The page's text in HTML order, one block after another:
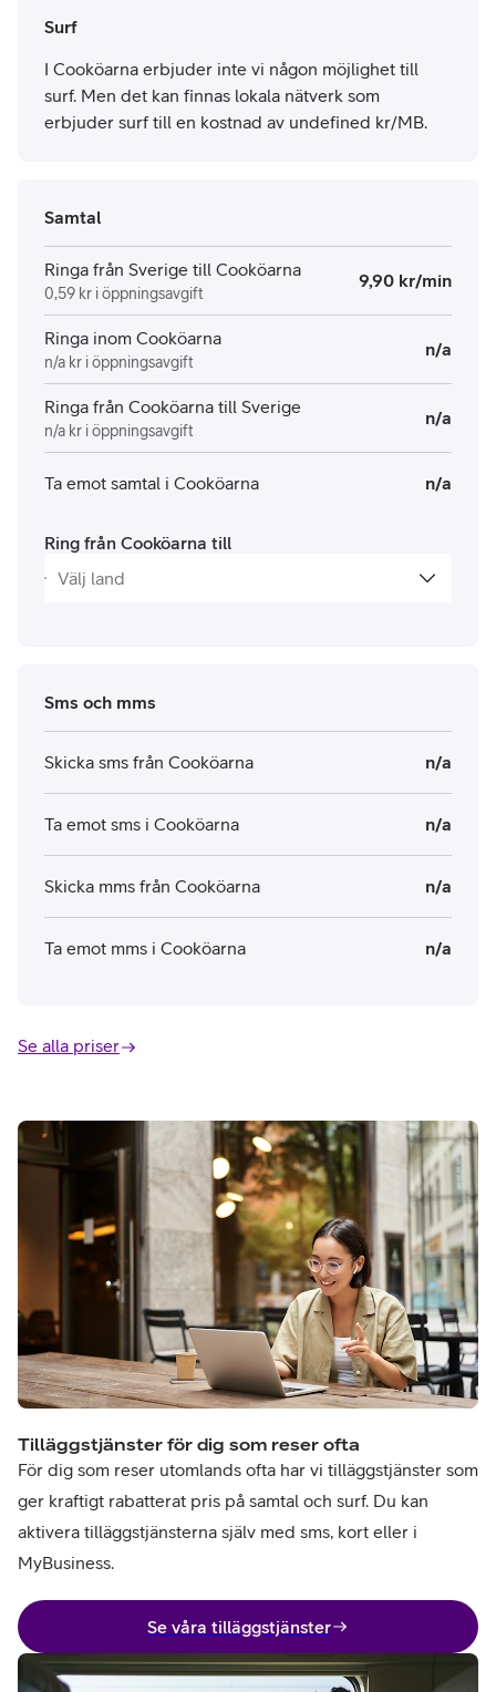
Surf
I Cooköarna erbjuder inte vi någon möjlighet till
surf. Men det kan finnas lokala nätverk som
erbjuder surf till en kostnad av undefined kr/MB.
Samtal
Ringa från Sverige till Cooköarna
0,59 kr i öppningsavgift
9,90 kr/min
Ringa inom Cooköarna
n/a kr i öppningsavgift
n/a
Ringa från Cooköarna till Sverige
n/a kr i öppningsavgift
n/a
Ta emot samtal i Cooköarna n/a
Ring från Cooköarna till
Sms och mms
Skicka sms från Cooköarna n/a
Ta emot sms i Cooköarna n/a
Skicka mms från Cooköarna n/a
Ta emot mms i Cooköarna n/a
Se alla priser
Tilläggstjänster för dig som reser ofta
För dig som reser utomlands ofta har vi tilläggstjänster som
ger kraftigt rabatterat pris på samtal och surf. Du kan
aktivera tilläggstjänsterna själv med sms, kort eller i
MyBusiness.
Se våra tilläggstjänster